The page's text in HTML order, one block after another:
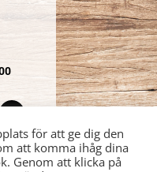
för att ge dig den
att komma ihåg dina
Genom att klicka på